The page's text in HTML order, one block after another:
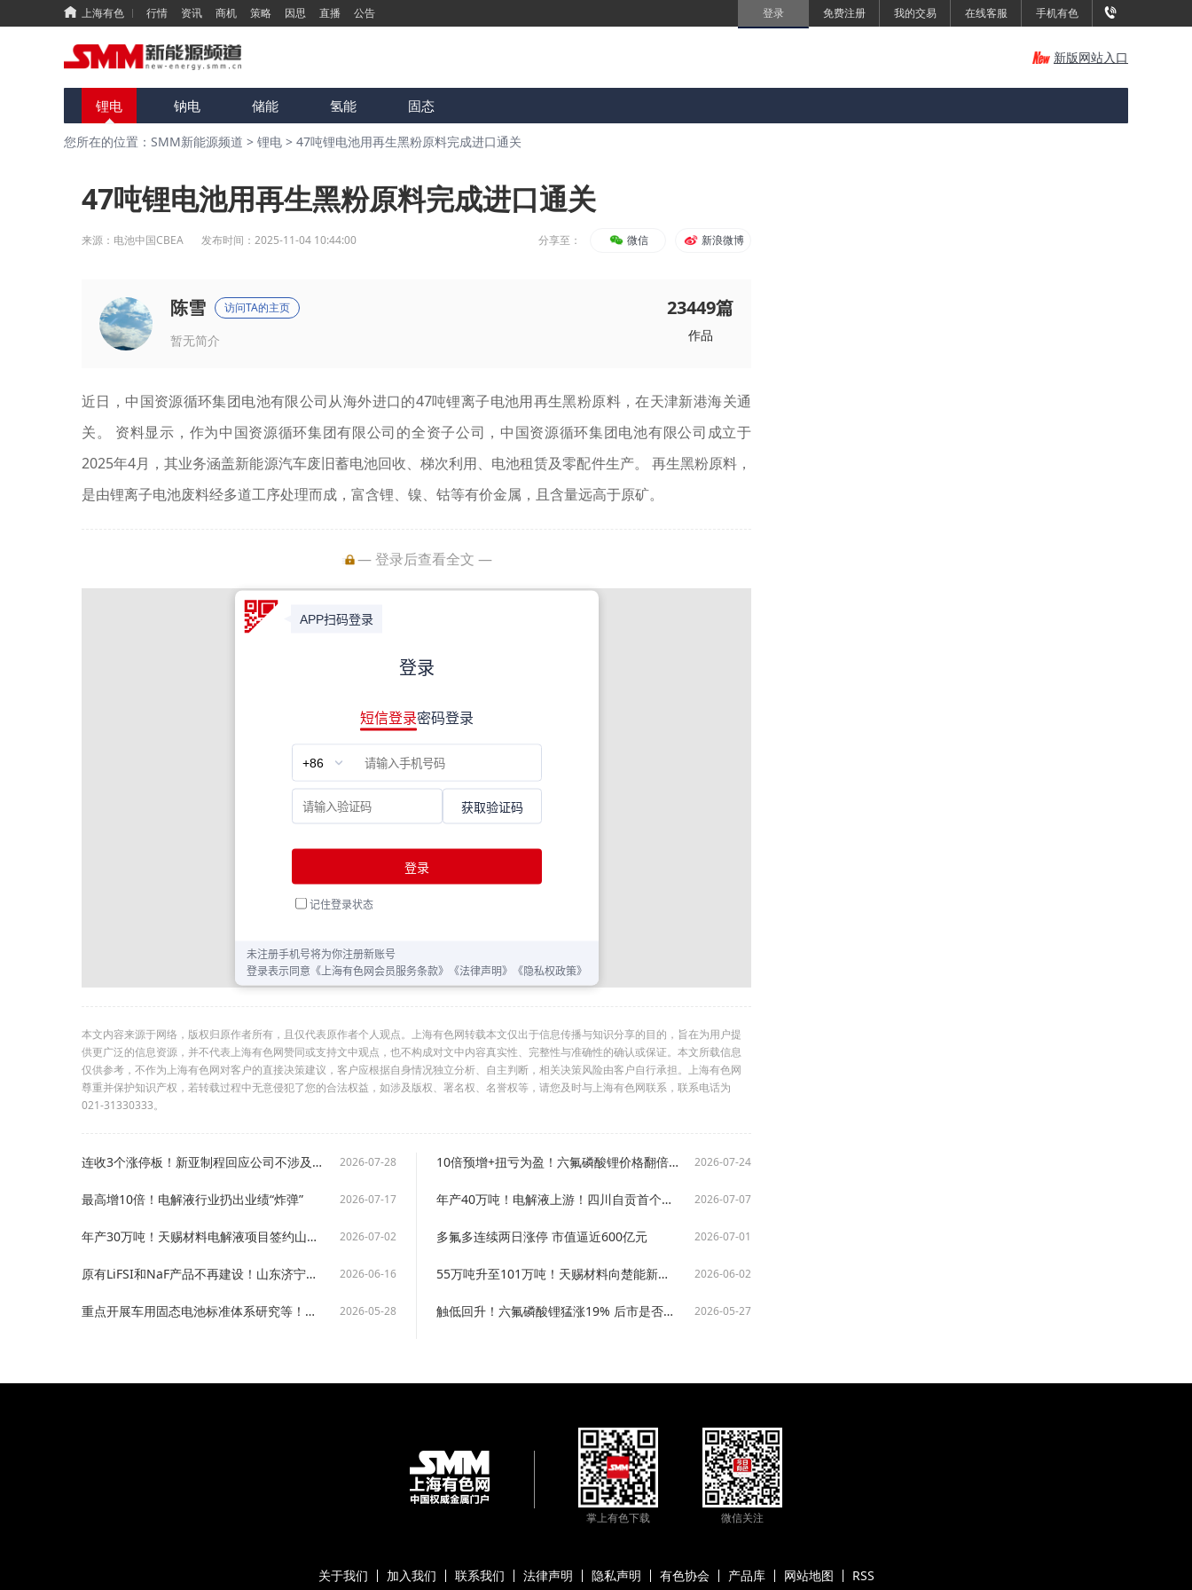
上海有色 行情 资讯 商机 策略 因思 直播 公告 登录 免费注册 我的交易 在线客服 手机有色
新版网站入口
锂电 钠电 储能 氢能 固态
您所在的位置：SMM新能源频道 > 锂电 > 47吨锂电池用再生黑粉原料完成进口通关
47吨锂电池用再生黑粉原料完成进口通关
来源： 电池中国CBEA 发布时间： 2025-11-04 10:44:00 分享至： 微信 新浪微博
陈雪 访问TA的主页
暂无简介
23449篇
作品
近日，中国资源循环集团电池有限公司从海外进口的47吨锂离子电池用再生黑粉原料，在天津新港海关通
关。 资料显示，作为中国资源循环集团有限公司的全资子公司，中国资源循环集团电池有限公司成立于
2025年4月，其业务涵盖新能源汽车废旧蓄电池回收、梯次利用、电池租赁及零配件生产。 再生黑粉原料，
是由锂离子电池废料经多道工序处理而成，富含锂、镍、钴等有价金属，且含量远高于原矿。
— 登录后查看全文 —
本文内容来源于网络，版权归原作者所有，且仅代表原作者个人观点。上海有色网转载本文仅出于信息传播与知识分享的目的，旨在为用户提
供更广泛的信息资源，并不代表上海有色网赞同或支持文中观点，也不构成对文中内容真实性、完整性与准确性的确认或保证。本文所载信息
仅供参考，不作为上海有色网对客户的直接决策建议，客户应根据自身情况独立分析、自主判断，相关决策风险由客户自行承担。上海有色网
尊重并保护知识产权，若转载过程中无意侵犯了您的合法权益，如涉及版权、署名权、名誉权等，请您及时与上海有色网联系，联系电话为
021-31330333。
连收3个涨停板！新亚制程回应公司不涉及碳酸亚乙烯酯业务 六氟磷酸锂业务贡献有限 2026-07-28 10倍预增+扭亏为盈！六氟磷酸锂价格翻倍引爆TOP10公司业绩 2026-07-24
最高增10倍！电解液行业扔出业绩“炸弹” 2026-07-17 年产40万吨！电解液上游！四川自贡首个百亿级项目二期即将试产 2026-07-07
年产30万吨！天赐材料电解液项目签约山东德州 2026-07-02 多氟多连续两日涨停 市值逼近600亿元 2026-07-01
原有LiFSI和NaF产品不再建设！山东济宁年产15万吨电解液项目获批 2026-06-16 55万吨升至101万吨！天赐材料向楚能新能源增加电解液供应量 2026-06-02
重点开展车用固态电池标准体系研究等！工信部发布工作要点 2026-05-28 触低回升！六氟磷酸锂猛涨19% 后市是否高景气？【SMM热点】 2026-05-27
掌上有色下载 微信关注
关于我们 加入我们 联系我们 法律声明 隐私声明 有色协会 产品库 网站地图 RSS